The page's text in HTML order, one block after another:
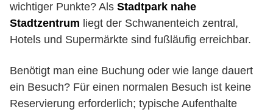
wichtiger Punkte? Als Stadtpark nahe
Stadtzentrum liegt der Schwanenteich zentral,
Hotels und Supermärkte sind fußläufig erreichbar.
Benötigt man eine Buchung oder wie lange dauert
ein Besuch? Für einen normalen Besuch ist keine
Reservierung erforderlich; typische Aufenthalte